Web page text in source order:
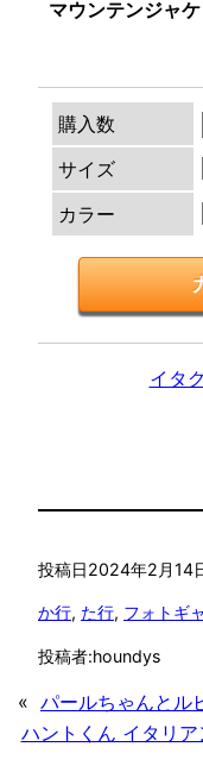
マウンテンジャ
購入数
サイズ
カラー
イタ
投稿日2024年2月14
か行, た行, フォトギ
投稿者:houndys
« パールちゃんとル
ハントくん イタリ